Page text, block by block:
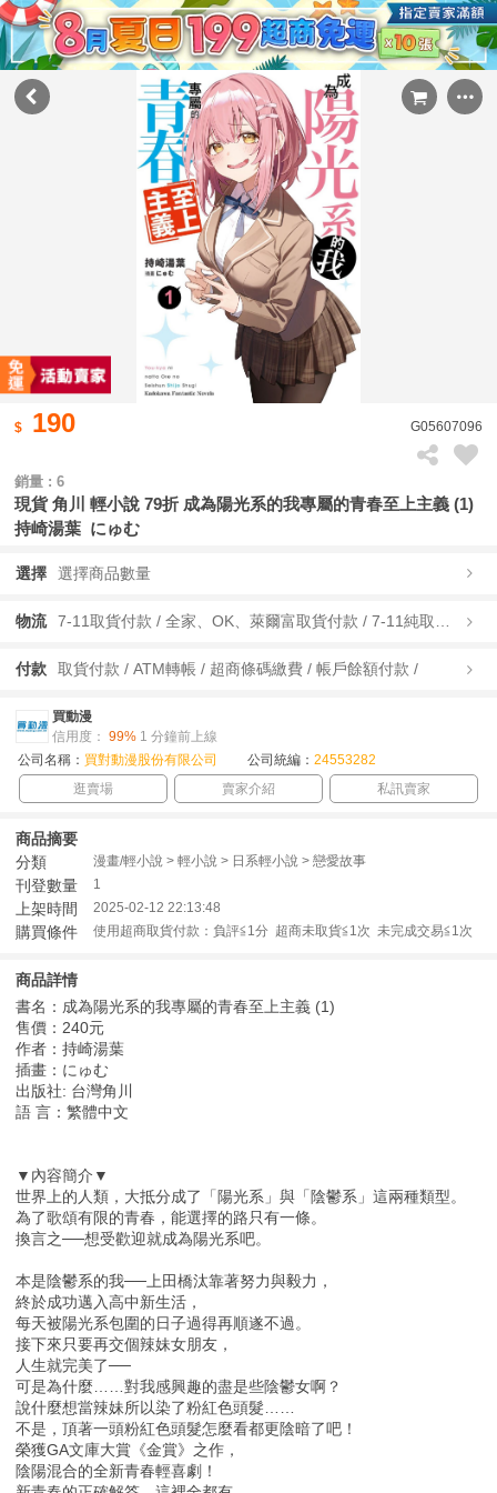
190 G05607096
銷量 : 6
現貨 角川 輕小說 79折 成為陽光系的我專屬的青春至上主義 (1)
持崎湯葉 にゅむ
選擇 選擇商品數量
物流
付款 取貨付款 / ATM轉帳 / 超商條碼繳費 / 帳戶餘額付款 /
買動漫
信用度： 99% 1 分鐘前上線
公司名稱： 買對動漫股份有限公司 公司統編： 24553282
逛賣場
賣家介紹 私訊賣家
商品摘要
分類
漫畫/輕小說 > 輕小說 > 日系輕小說 > 戀愛故事
刊登數量 1
上架時間 2025-02-12 22:13:48
購買條件 使用超商取貨付款：負評≦1分 超商未取貨≦1次 未完成交易≦1次
商品詳情
書名：成為陽光系的我專屬的青春至上主義 (1)
售價：240元
作者：持崎湯葉
插畫：にゅむ
出版社: 台灣角川
語 言：繁體中文
▼內容簡介▼
世界上的人類，大抵分成了「陽光系」與「陰鬱系」這兩種類型。
為了歌頌有限的青春，能選擇的路只有一條。
換言之──想受歡迎就成為陽光系吧。
本是陰鬱系的我──上田橋汰靠著努力與毅力，
終於成功邁入高中新生活，
每天被陽光系包圍的日子過得再順遂不過。
接下來只要再交個辣妹女朋友，
人生就完美了──
可是為什麼……對我感興趣的盡是些陰鬱女啊？
說什麼想當辣妹所以染了粉紅色頭髮……
不是，頂著一頭粉紅色頭髮怎麼看都更陰暗了吧！
榮獲GA文庫大賞《金賞》之作，
陰陽混合的全新青春輕喜劇！